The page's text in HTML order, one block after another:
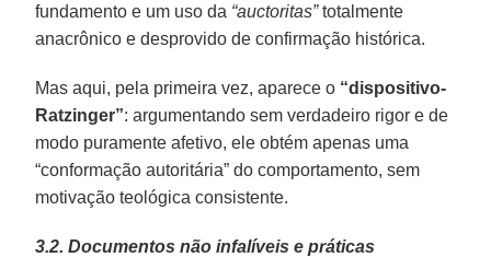
fundamento e um uso da “auctoritas”totalmente
anacrônico e desprovido de confirmação histórica.
Mas aqui, pela primeira vez, aparece o “dispositivo-
Ratzinger”: argumentando sem verdadeiro rigor e de
modo puramente afetivo, ele obtém apenas uma
“conformação autoritária” do comportamento, sem
motivação teológica consistente.
3.2. Documentos não infalíveis e práticas